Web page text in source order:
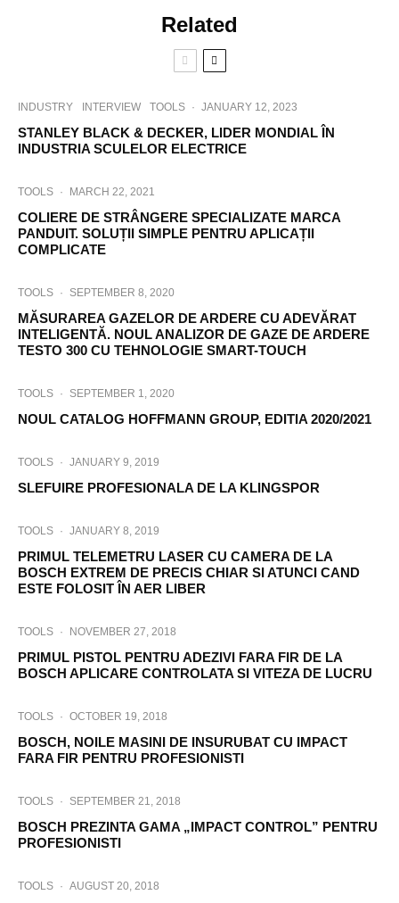
Related
INDUSTRY INTERVIEW TOOLS · JANUARY 12, 2023
STANLEY BLACK & DECKER, LIDER MONDIAL ÎN
INDUSTRIA SCULELOR ELECTRICE
TOOLS · MARCH 22, 2021
COLIERE DE STRÂNGERE SPECIALIZATE MARCA
PANDUIT. SOLUȚII SIMPLE PENTRU APLICAȚII
COMPLICATE
TOOLS · SEPTEMBER 8, 2020
MĂSURAREA GAZELOR DE ARDERE CU ADEVĂRAT
INTELIGENTĂ. NOUL ANALIZOR DE GAZE DE ARDERE
TESTO 300 CU TEHNOLOGIE SMART-TOUCH
TOOLS · SEPTEMBER 1, 2020
NOUL CATALOG HOFFMANN GROUP, EDITIA 2020/2021
TOOLS · JANUARY 9, 2019
SLEFUIRE PROFESIONALA DE LA KLINGSPOR
TOOLS · JANUARY 8, 2019
PRIMUL TELEMETRU LASER CU CAMERA DE LA
BOSCH EXTREM DE PRECIS CHIAR SI ATUNCI CAND
ESTE FOLOSIT ÎN AER LIBER
TOOLS · NOVEMBER 27, 2018
PRIMUL PISTOL PENTRU ADEZIVI FARA FIR DE LA
BOSCH APLICARE CONTROLATA SI VITEZA DE LUCRU
TOOLS · OCTOBER 19, 2018
BOSCH, NOILE MASINI DE INSURUBAT CU IMPACT
FARA FIR PENTRU PROFESIONISTI
TOOLS · SEPTEMBER 21, 2018
BOSCH PREZINTA GAMA „IMPACT CONTROL” PENTRU
PROFESIONISTI
TOOLS · AUGUST 20, 2018